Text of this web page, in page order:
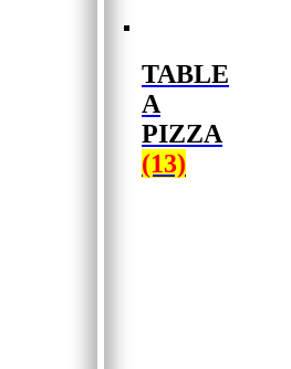
TABLE
A
PIZZA
(13)